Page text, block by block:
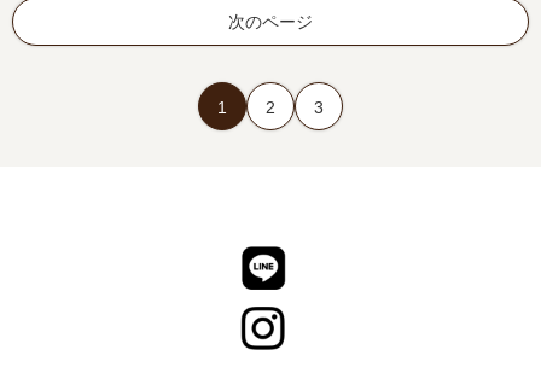
次のページ
1 2 3